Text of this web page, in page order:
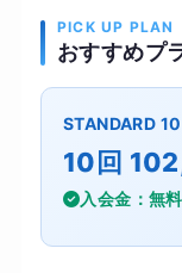
PICK UP PLAN
おすすめプ
STANDARD 10
10回
入会金：無料